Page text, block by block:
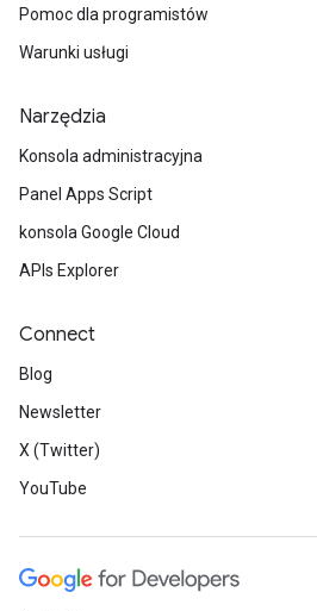
Pomoc dla programistów
Warunki usługi
Narzędzia
Konsola administracyjna
Panel Apps Script
konsola Google Cloud
APIs Explorer
Connect
Blog
Newsletter
X (Twitter)
YouTube